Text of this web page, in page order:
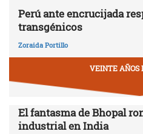
Perú ante encrucijada
transgénicos
Zoraida Portillo
VEINTE AÑOS
El fantasma de Bhopal
industrial en India